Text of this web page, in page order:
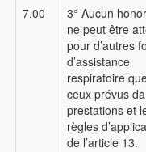
7,00
3° Aucun
ne peut être
pour d’autres
d’assistance
respiratoire
ceux prévus
prestations et
règles
de l’article 13.